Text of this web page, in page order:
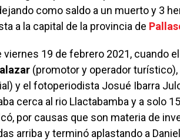
como saldo a un muerto y 3
a la capital de la provincia de
viernes 19 de febrero 2021, cuando
(promotor y operador
y el fotoperiodista Josué Ibarra
cerca al rio Llactabamba y a solo
por causas que son materia de
arriba y terminó aplastando a